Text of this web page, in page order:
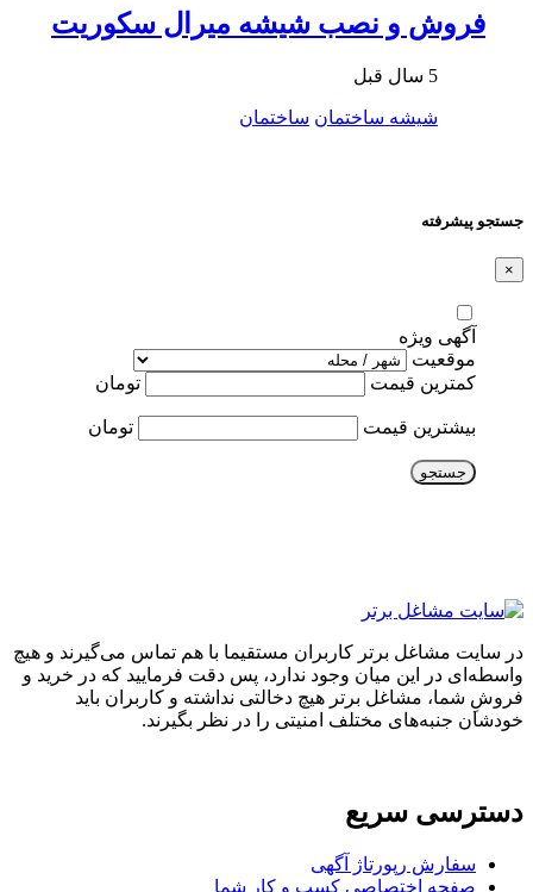
فروش و نصب شیشه میرال سکوریت
5 سال قبل
شیشه ساختمان ساختمان
جستجو پیشرفته
×
آگهی ویژه
موقعیت
کمترین قیمت
تومان
بیشترین قیمت تومان
جستجو
در سایت مشاغل برتر کاربران مستقیما با هم تماس می‌گیرند و هیچ
واسطه‌ای در این میان وجود ندارد، پس دقت فرمایید که در خرید و
فروشِ شما، مشاغل برتر هیچ دخالتی نداشته و کاربران باید
خودشان جنبه‌های مختلف امنیتی را در نظر بگیرند.
دسترسی سریع
سفارش رپورتاژ آگهی
صفحه اختصاصی کسب و کار شما